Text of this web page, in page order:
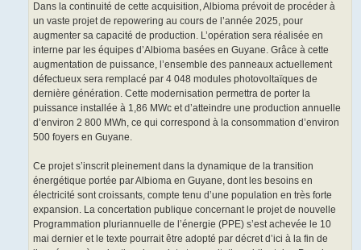
Dans la continuité de cette acquisition, Albioma prévoit de procéder à
un vaste projet de repowering au cours de l’année 2025, pour
augmenter sa capacité de production. L’opération sera réalisée en
interne par les équipes d’Albioma basées en Guyane. Grâce à cette
augmentation de puissance, l’ensemble des panneaux actuellement
défectueux sera remplacé par 4 048 modules photovoltaïques de
dernière génération. Cette modernisation permettra de porter la
puissance installée à 1,86 MWc et d’atteindre une production annuelle
d’environ 2 800 MWh, ce qui correspond à la consommation d’environ
500 foyers en Guyane.
Ce projet s’inscrit pleinement dans la dynamique de la transition
énergétique portée par Albioma en Guyane, dont les besoins en
électricité sont croissants, compte tenu d’une population en très forte
expansion. La concertation publique concernant le projet de nouvelle
Programmation pluriannuelle de l’énergie (PPE) s’est achevée le 10
mai dernier et le texte pourrait être adopté par décret d’ici à la fin de